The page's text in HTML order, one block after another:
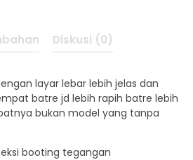
Diskusi (0)
layar lebar lebih jelas dan
batre jd lebih rapih batre lebih
bukan model yang tanpa
booting tegangan